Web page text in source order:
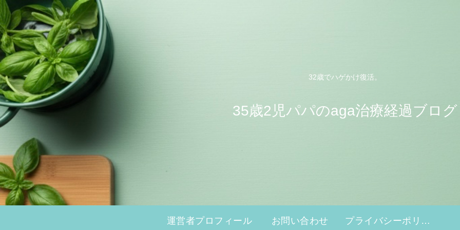
32歳でハゲかけ復活。
35歳2児パパのaga治療経過ブログ
運営者プロフィール お問い合わせ プライバシーポリシー